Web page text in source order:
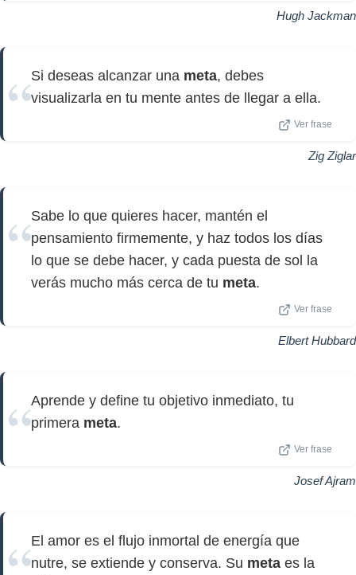
Hugh Jackman
Si deseas alcanzar una meta, debes
visualizarla en tu mente antes de llegar a ella.
Ver frase
Zig Ziglar
Sabe lo que quieres hacer, mantén el
pensamiento firmemente, y haz todos los días
lo que se debe hacer, y cada puesta de sol la
verás mucho más cerca de tu meta.
Ver frase
Elbert Hubbard
Aprende y define tu objetivo inmediato, tu
primera meta.
Ver frase
Josef Ajram
El amor es el flujo inmortal de energía que
nutre, se extiende y conserva. Su meta es la